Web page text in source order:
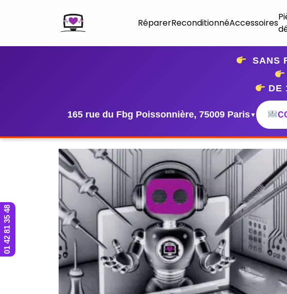
RéparerReconditionnéAccessoires
SANS
DE
165 rue du Fbg Poissonnière, 75009 Paris▼
01 42 81 35 48